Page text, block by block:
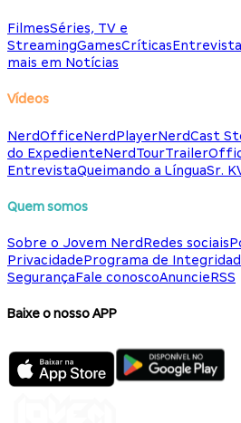
FilmesSéries, TV e
StreamingGamesCríticas
mais em Notícias
Vídeos
NerdOfficeNerdPlayerNerdCast
do ExpedienteNerdTour
EntrevistaQueimando a LínguaSr. K
Quem somos
Sobre o Jovem NerdRedes sociais
PrivacidadePrograma de
SegurançaFale conoscoAnuncieRSS
Baixe o nosso APP